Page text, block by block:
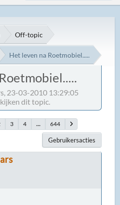
Off-topic
Het leven na Roetmobiel.....
23-03-2010 13:29:05
dit topic.
3 4 ... 644
Gebruikersacties